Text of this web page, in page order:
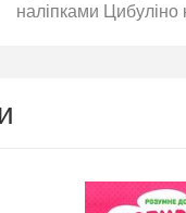
наліпками Цибуліно